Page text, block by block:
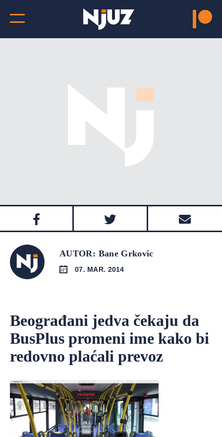
AUTOR: Bane Grkovic
07. MAR. 2014
Beograđani jedva čekaju da
BusPlus promeni ime kako bi
redovno plaćali prevoz